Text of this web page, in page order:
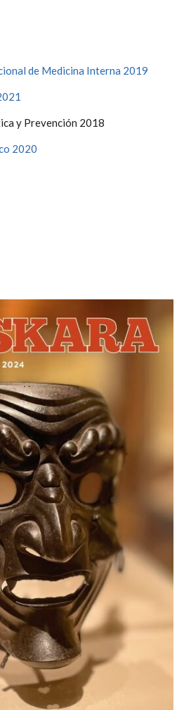
de Medicina Interna 2019
y Prevención 2018
2020